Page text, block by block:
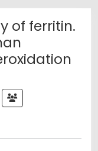
of ferritin.